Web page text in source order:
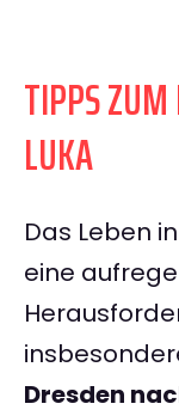
TIPPS
LUKA
Das Leben
eine
Dresden